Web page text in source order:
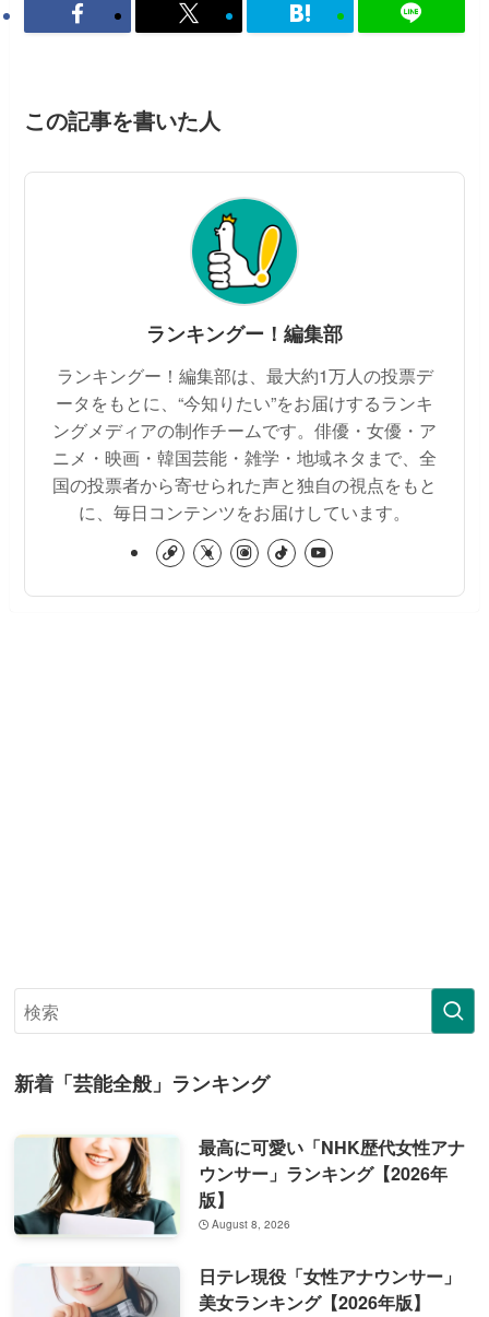
この記事を書いた人
ランキングー！編集部
ランキングー！編集部は、最大約1万人の投票デ
ータをもとに、“今知りたい”をお届けするランキ
ングメディアの制作チームです。俳優・女優・ア
ニメ・映画・韓国芸能・雑学・地域ネタまで、全
国の投票者から寄せられた声と独自の視点をもと
に、毎日コンテンツをお届けしています。
新着「芸能全般」ランキング
最高に可愛い「NHK歴代女性アナ
ウンサー」ランキング【2026年
版】
August 8, 2026
日テレ現役「女性アナウンサー」
美女ランキング【2026年版】